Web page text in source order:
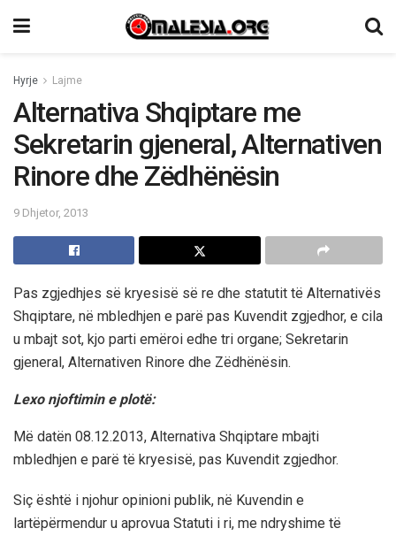
Hyrje Lajme
Alternativa Shqiptare me
Sekretarin gjeneral, Alternativen
Rinore dhe Zëdhënësin
9 Dhjetor, 2013
Pas zgjedhjes së kryesisë së re dhe statutit të Alternativës
Shqiptare, në mbledhjen e parë pas Kuvendit zgjedhor, e cila
u mbajt sot, kjo parti emëroi edhe tri organe; Sekretarin
gjeneral, Alternativen Rinore dhe Zëdhënësin.
Lexo njoftimin e plotë:
Më datën 08.12.2013, Alternativa Shqiptare mbajti
mbledhjen e parë të kryesisë, pas Kuvendit zgjedhor.
Siç është i njohur opinioni publik, në Kuvendin e
lartëpërmendur u aprovua Statuti i ri, me ndryshime të